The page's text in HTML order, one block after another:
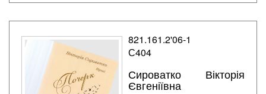
821.161.2'06-1
С404
Сироватко Вікторія
Євгеніївна